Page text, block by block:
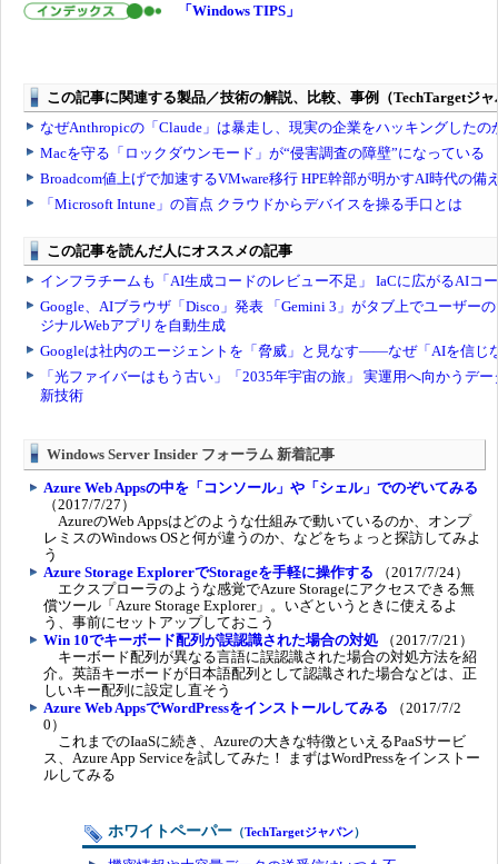
「Windows TIPS」
Windows Server Insider フォーラム 新着記事
Azure Web Appsの中を「コンソール」や「シェル」でのぞいてみる
（2017/7/27）
AzureのWeb Appsはどのような仕組みで動いているのか、オンプ
レミスのWindows OSと何が違うのか、などをちょっと探訪してみよ
う
Azure Storage ExplorerでStorageを手軽に操作する （2017/7/24）
エクスプローラのような感覚でAzure Storageにアクセスできる無
償ツール「Azure Storage Explorer」。いざというときに使えるよ
う、事前にセットアップしておこう
Win 10でキーボード配列が誤認識された場合の対処 （2017/7/21）
キーボード配列が異なる言語に誤認識された場合の対処方法を紹
介。英語キーボードが日本語配列として認識された場合などは、正
しいキー配列に設定し直そう
Azure Web AppsでWordPressをインストールしてみる （2017/7/2
0）
これまでのIaaSに続き、Azureの大きな特徴といえるPaaSサービ
ス、Azure App Serviceを試してみた！ まずはWordPressをインストー
ルしてみる
ホワイトペーパー （TechTargetジャパン）